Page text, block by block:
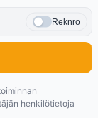
Reknro
henkilötietoja